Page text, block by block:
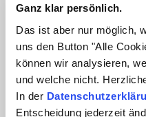
Ganz klar persönlich.
Das ist aber nur möglich,
uns den Button "Alle
können wir analysieren,
und welche nicht.
In der
Entscheidung jederzeit
Erforderlich
Position / Abteilung:
Position / Abteilung:
Straße / Nr.:
Straße / Nr.: